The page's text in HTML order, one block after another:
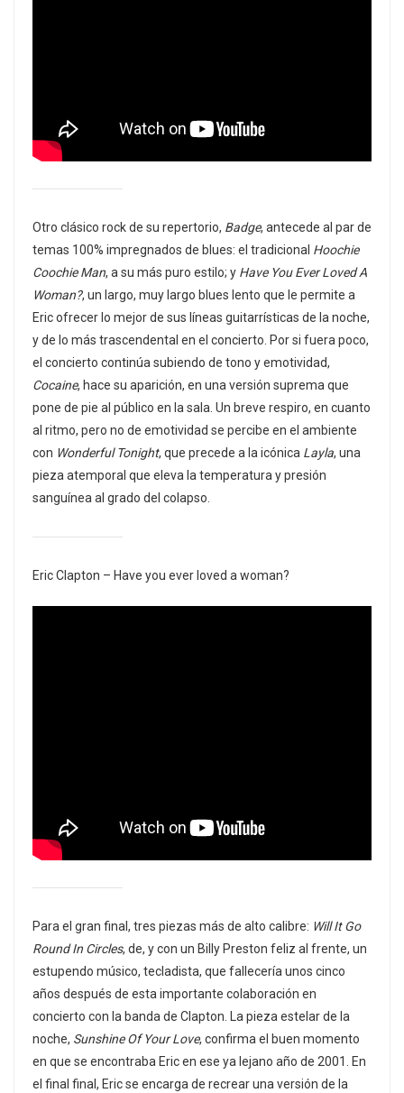
Otro clásico rock de su repertorio, Badge, antecede al par de
temas 100% impregnados de blues: el tradicional Hoochie
Coochie Man, a su más puro estilo; y Have You Ever Loved A
Woman?, un largo, muy largo blues lento que le permite a
Eric ofrecer lo mejor de sus líneas guitarrísticas de la noche,
y de lo más trascendental en el concierto. Por si fuera poco,
el concierto continúa subiendo de tono y emotividad,
Cocaine, hace su aparición, en una versión suprema que
pone de pie al público en la sala. Un breve respiro, en cuanto
al ritmo, pero no de emotividad se percibe en el ambiente
con Wonderful Tonight, que precede a la icónica Layla, una
pieza atemporal que eleva la temperatura y presión
sanguínea al grado del colapso.
Eric Clapton – Have you ever loved a woman?
Para el gran final, tres piezas más de alto calibre: Will It Go
Round In Circles, de, y con un Billy Preston feliz al frente, un
estupendo músico, tecladista, que fallecería unos cinco
años después de esta importante colaboración en
concierto con la banda de Clapton. La pieza estelar de la
noche, Sunshine Of Your Love, confirma el buen momento
en que se encontraba Eric en ese ya lejano año de 2001. En
el final final, Eric se encarga de recrear una versión de la